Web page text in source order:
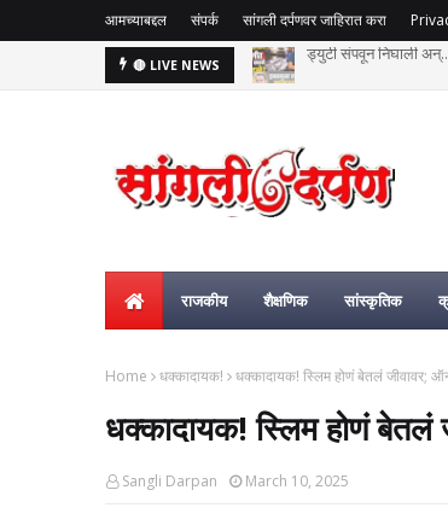
आमच्याबद्दल संपर्क सांगली दर्पणवर जाहिरात करा
🔴 LIVE NEWS हसतमुख तरुण काळाच्या
राजकीय शैक्षणिक सांस्कृतिक
Home धक्कादायक! धक्कादायक! स्लिम होणं बेतलं जीवावर;
धक्कादायक! स्लिम होणं बेतलं
Sangli Darpan March 10, 2025